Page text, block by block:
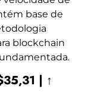
base de
blockchain
| ↑